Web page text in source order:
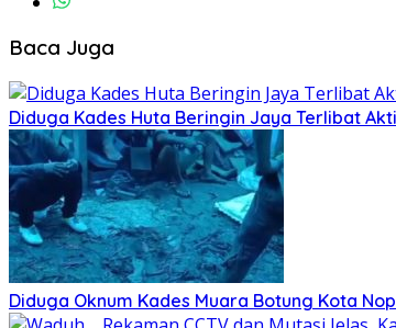
Baca Juga
Diduga Kades Huta Beringin Jaya Terlibat
Diduga Oknum Kades Muara Botung Kota